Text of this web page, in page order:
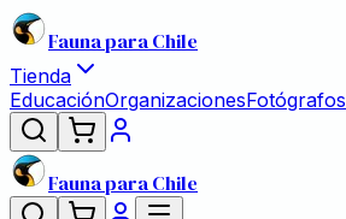
Fauna para Chile
Tienda
EducaciónOrganizacionesFotógrafos
Fauna para Chile